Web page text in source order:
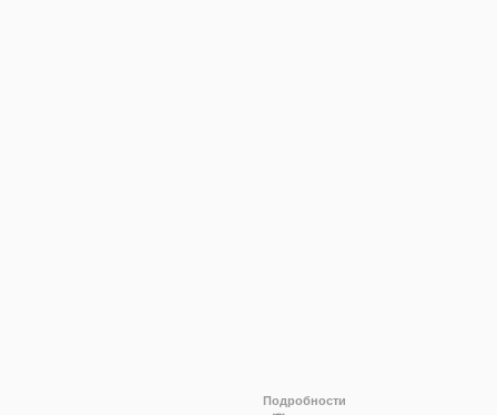
Подробности